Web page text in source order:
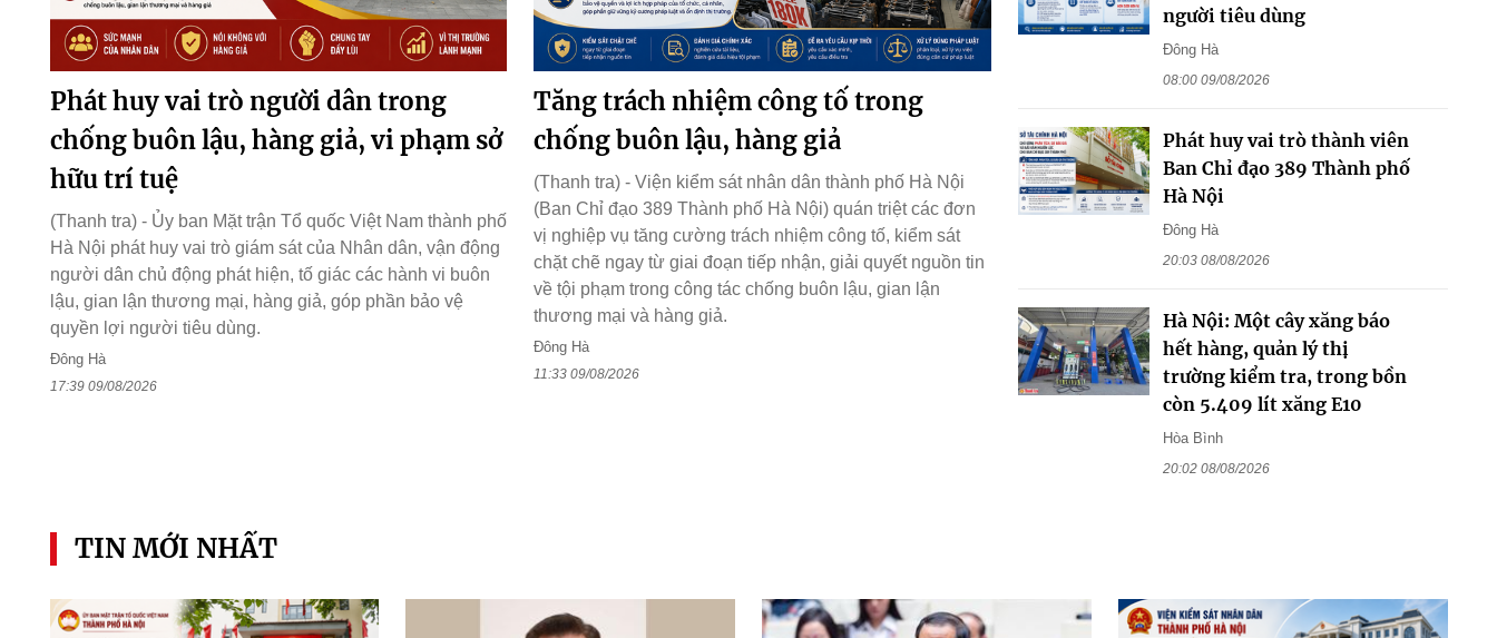
Phát huy vai trò người dân trong
chống buôn lậu, hàng giả, vi phạm sở
hữu trí tuệ
(Thanh tra) - Ủy ban Mặt trận Tổ quốc Việt Nam thành phố
Hà Nội phát huy vai trò giám sát của Nhân dân, vận động
người dân chủ động phát hiện, tố giác các hành vi buôn
lậu, gian lận thương mại, hàng giả, góp phần bảo vệ
quyền lợi người tiêu dùng.
Đông Hà
17:39 09/08/2026
Tăng trách nhiệm công tố trong
chống buôn lậu, hàng giả
(Thanh tra) - Viện kiểm sát nhân dân thành phố Hà Nội
(Ban Chỉ đạo 389 Thành phố Hà Nội) quán triệt các đơn
vị nghiệp vụ tăng cường trách nhiệm công tố, kiểm sát
chặt chẽ ngay từ giai đoạn tiếp nhận, giải quyết nguồn tin
về tội phạm trong công tác chống buôn lậu, gian lận
thương mại và hàng giả.
Đông Hà
11:33 09/08/2026
người tiêu dùng
Đông Hà
08:00 09/08/2026
Phát huy vai trò thành viên
Ban Chỉ đạo 389 Thành phố
Hà Nội
Đông Hà
20:03 08/08/2026
Hà Nội: Một cây xăng báo
hết hàng, quản lý thị
trường kiểm tra, trong bồn
còn 5.409 lít xăng E10
Hòa Bình
20:02 08/08/2026
TIN MỚI NHẤT